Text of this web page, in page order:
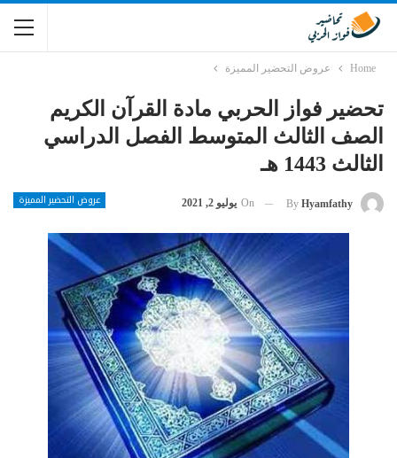
Home عروض التحضير المميزة
تحضير فواز الحربي مادة القرآن الكريم
الصف الثالث المتوسط الفصل الدراسي
الثالث 1443 هـ
عروض التحضير المميزة By Hyamfathy
On يوليو 2, 2021